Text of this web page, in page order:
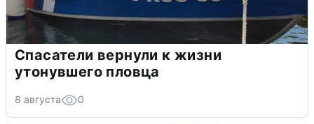
Спасатели вернули к жизни
утонувшего пловца
8 августа 0